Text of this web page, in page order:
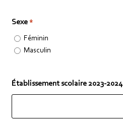
Sexe *
Féminin
Masculin
Établissement scolaire 2023-2024